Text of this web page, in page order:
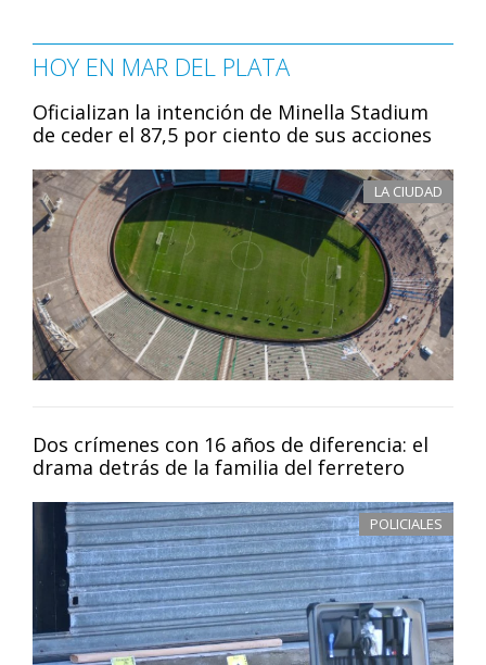
HOY EN MAR DEL PLATA
Oficializan la intención de Minella Stadium
de ceder el 87,5 por ciento de sus acciones
LA CIUDAD
Dos crímenes con 16 años de diferencia: el
drama detrás de la familia del ferretero
POLICIALES